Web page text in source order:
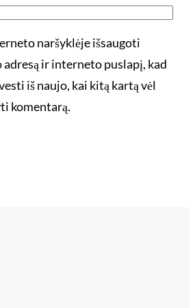
naršyklėje išsaugoti
adresą ir interneto puslapį, kad
iš naujo, kai kitą kartą vėl
komentarą.